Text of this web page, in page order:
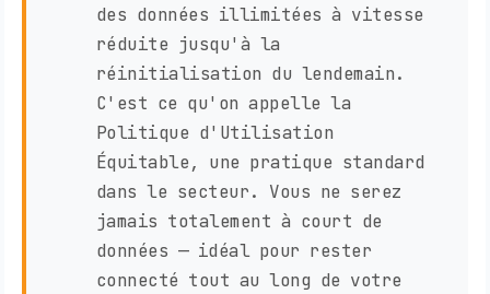
des données illimitées à vitesse
réduite jusqu'à la
réinitialisation du lendemain.
C'est ce qu'on appelle la
Politique d'Utilisation
Équitable, une pratique standard
dans le secteur. Vous ne serez
jamais totalement à court de
données — idéal pour rester
connecté tout au long de votre